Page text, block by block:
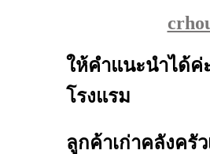
ให้คำแนะนำได้ค่
โรงแรม
ลูกค้าเก่าคลังครั